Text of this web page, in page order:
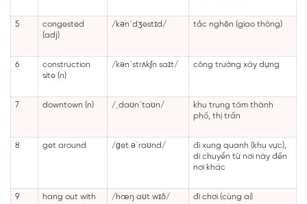
5
congested
(adj)
/kənˈdʒestɪd/ tắc nghẽn (giao thông)
6
construction
site (n)
/kənˈstrʌkʃn saɪt/ công trường xây dựng
7 downtown (n) /ˌdaʊnˈtaʊn/
khu trung tâm thành
phố, thị trấn
8 get around /ɡet əˈraʊnd/
đi xung quanh (khu vực),
di chuyển từ nơi này đến
nơi khác
9 hang out with /hæŋ aʊt wɪð/ đi chơi (cùng ai)